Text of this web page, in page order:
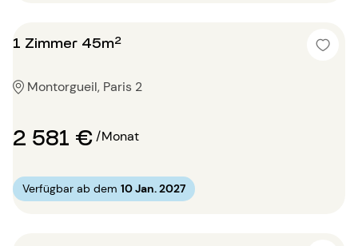
1 Zimmer 45m²
Montorgueil, Paris 2
2 581 €/Monat
Verfügbar ab dem 10 Jan. 2027